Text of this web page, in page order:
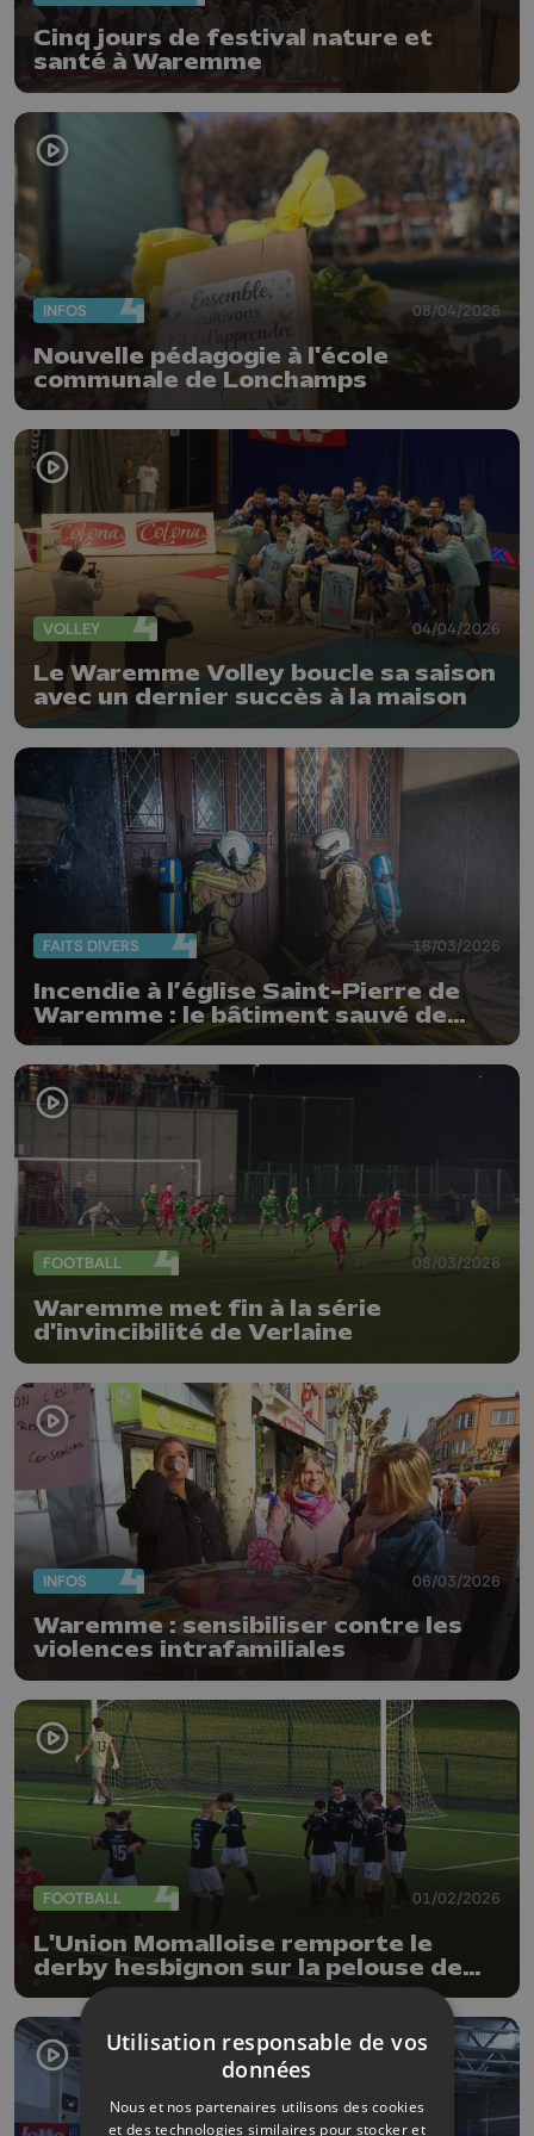
Cinq jours de festival nature et
santé à Waremme
INFOS 08/04/2026
Nouvelle pédagogie à l'école
communale de Lonchamps
VOLLEY 04/04/2026
Le Waremme Volley boucle sa saison
avec un dernier succès à la maison
FAITS DIVERS 18/03/2026
Incendie à l’église Saint-Pierre de
Waremme : le bâtiment sauvé de
justesse
FOOTBALL 08/03/2026
Waremme met fin à la série
d'invincibilité de Verlaine
INFOS 06/03/2026
Waremme : sensibiliser contre les
violences intrafamiliales
FOOTBALL 01/02/2026
L'Union Momalloise remporte le
derby hesbignon sur la pelouse de
Waremme (2-4)
Utilisation responsable de vos
données
Nous et nos partenaires utilisons des cookies
et des technologies similaires pour stocker et